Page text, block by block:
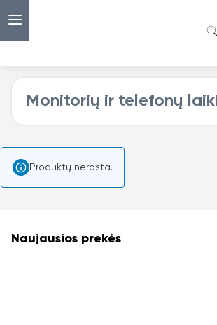
Monitorių ir telefonų
Produktų nerasta.
Naujausios prekės